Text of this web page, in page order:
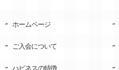
ホームページ
ご入会について
ハピネスの特徴